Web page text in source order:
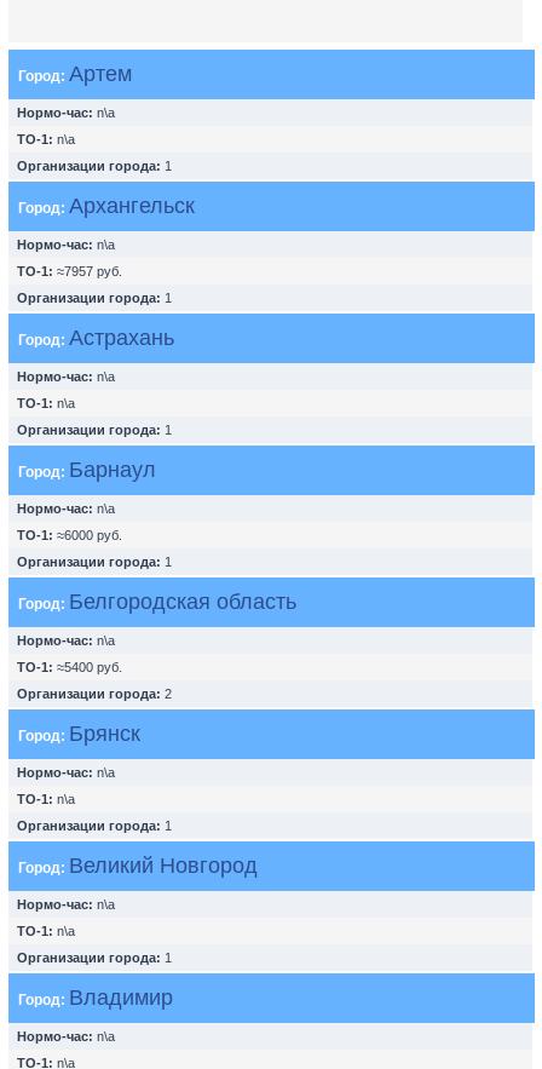
Город: Артем
Нормо-час: n\a
ТО-1: n\a
Организации города: 1
Город: Архангельск
Нормо-час: n\a
ТО-1: ≈7957 руб.
Организации города: 1
Город: Астрахань
Нормо-час: n\a
ТО-1: n\a
Организации города: 1
Город: Барнаул
Нормо-час: n\a
ТО-1: ≈6000 руб.
Организации города: 1
Город: Белгородская область
Нормо-час: n\a
ТО-1: ≈5400 руб.
Организации города: 2
Город: Брянск
Нормо-час: n\a
ТО-1: n\a
Организации города: 1
Город: Великий Новгород
Нормо-час: n\a
ТО-1: n\a
Организации города: 1
Город: Владимир
Нормо-час: n\a
ТО-1: n\a